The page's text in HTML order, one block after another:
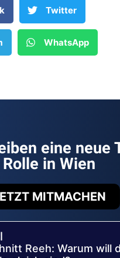
Twitter
WhatsApp
eine neue
Rolle in Wien
MITMACHEN
Reeh: Warum will